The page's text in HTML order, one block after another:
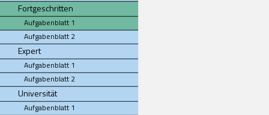
Fortgeschritten
Aufgabenblatt 1
Aufgabenblatt 2
Expert
Aufgabenblatt 1
Aufgabenblatt 2
Universität
Aufgabenblatt 1